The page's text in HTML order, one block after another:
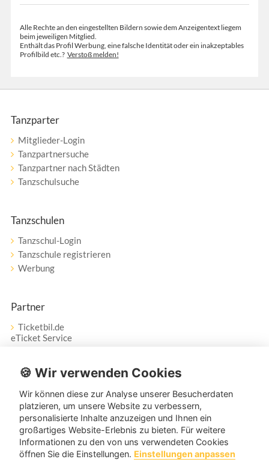
Alle Rechte an den eingestellten Bildern sowie dem Anzeigentext liegem
beim jeweiligen Mitglied.
Enthält das Profil Werbung, eine falsche Identität oder ein inakzeptables
Profilbild etc.? Verstoß melden!
Tanzparter
Mitglieder-Login
Tanzpartnersuche
Tanzpartner nach Städten
Tanzschulsuche
Tanzschulen
Tanzschul-Login
Tanzschule registrieren
Werbung
Partner
Ticketbil.de
eTicket Service
Vertrag widerrufen
Service
Unser Tanzpartner-Service hilft Ihnen bei Fragen und
Anregungen gerne weiter!
🍪 Wir verwenden Cookies
Wir können diese zur Analyse unserer Besucherdaten
platzieren, um unsere Website zu verbessern,
personalisierte Inhalte anzuzeigen und Ihnen ein
großartiges Website-Erlebnis zu bieten. Für weitere
Informationen zu den von uns verwendeten Cookies
öffnen Sie die Einstellungen. Einstellungen anpassen